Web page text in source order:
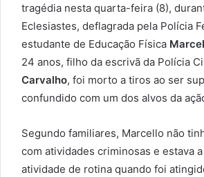
tragédia nesta quarta-feira (8),
Eclesiastes, deflagrada pela Polícia
estudante de Educação Física
24 anos, filho da escrivã da Polícia
Carvalho, foi morto a tiros ao ser
confundido com um dos alvos da
Segundo familiares, Marcello não
com atividades criminosas e estava
atividade de rotina quando foi